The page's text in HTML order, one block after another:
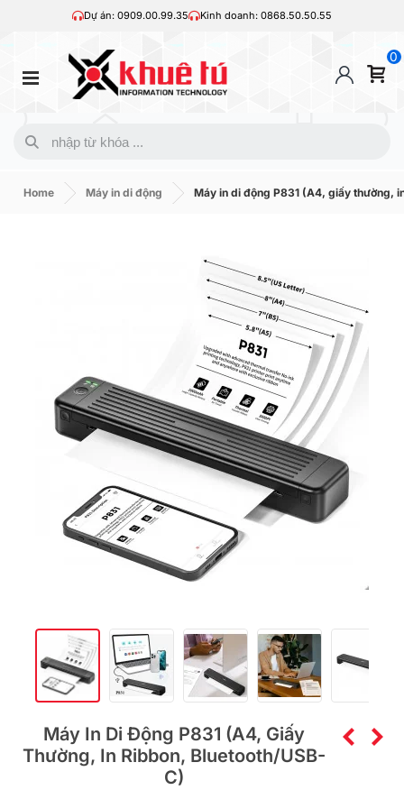
Dự án: 0909.00.99.35 Kinh doanh: 0868.50.50.55
0
Home Máy in di động Máy in di động P831 (A4, giấy thường,
Máy In Di Động P831 (A4, Giấy
Thường, In Ribbon, Bluetooth/USB-
C)